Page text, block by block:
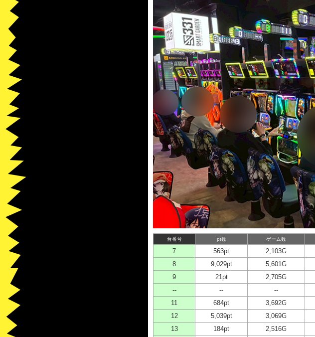
台番号 pt数 ゲーム数
7 563pt 2,103G
8
9,029pt 5,601G
9
21pt 2,705G
--
-- --
11
684pt 3,692G
12
5,039pt 3,069G
13
184pt 2,516G